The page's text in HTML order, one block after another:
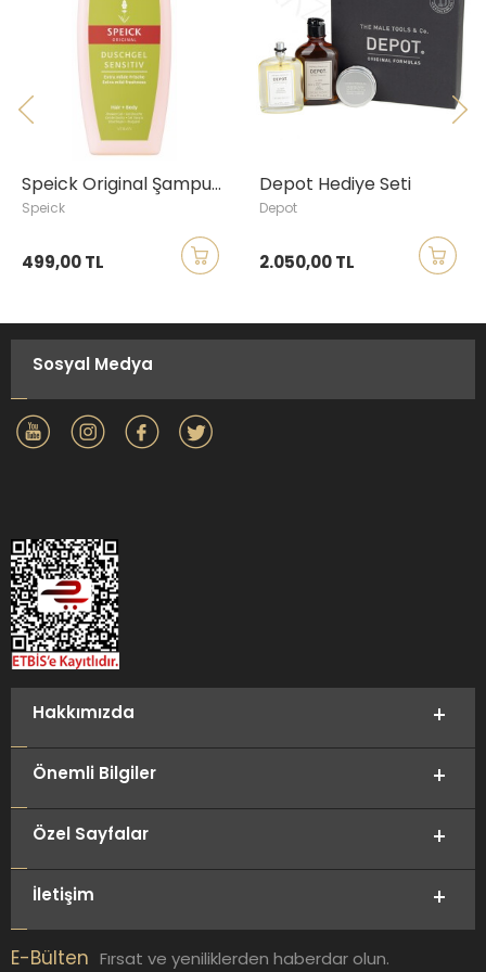
Speick Original Şampuan ve Duş Jeli, Hassas Ciltler, 250ml
Speick
499,00 TL
Depot Hediye Seti
Depot
2.050,00 TL
Sosyal Medya
Hakkımızda
Önemli Bilgiler
Özel Sayfalar
İletişim
E-Bülten Fırsat ve yeniliklerden haberdar olun.